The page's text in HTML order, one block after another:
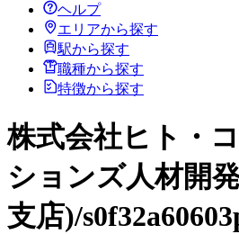
ヘルプ
エリアから探す
駅から探す
職種から探す
特徴から探す
株式会社ヒト・
ションズ人材開
支店)/